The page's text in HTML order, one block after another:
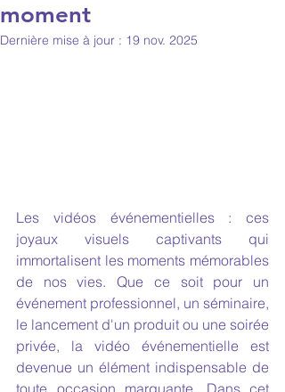
moment
Dernière mise à jour : 19 nov. 2025
Les vidéos événementielles : ces
joyaux visuels captivants qui
immortalisent les moments mémorables
de nos vies. Que ce soit pour un
événement professionnel, un séminaire,
le lancement d'un produit ou une soirée
privée, la vidéo événementielle est
devenue un élément indispensable de
toute occasion marquante. Dans cet